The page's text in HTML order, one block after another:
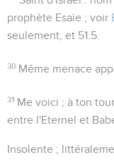
prophète Esaïe ; voir
seulement, et 51.5
30 Même menace
31 Me voici ; à ton
entre l'Eternel et
Insolente ;